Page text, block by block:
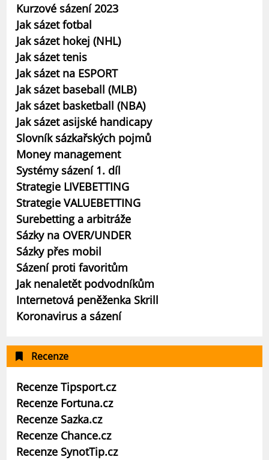
Kurzové sázení 2023
Jak sázet fotbal
Jak sázet hokej (NHL)
Jak sázet tenis
Jak sázet na ESPORT
Jak sázet baseball (MLB)
Jak sázet basketball (NBA)
Jak sázet asijské handicapy
Slovník sázkařských pojmů
Money management
Systémy sázení 1. díl
Strategie LIVEBETTING
Strategie VALUEBETTING
Surebetting a arbitráže
Sázky na OVER/UNDER
Sázky přes mobil
Sázení proti favoritům
Jak nenaletět podvodníkům
Internetová peněženka Skrill
Koronavirus a sázení
Recenze
Recenze Tipsport.cz
Recenze Fortuna.cz
Recenze Sazka.cz
Recenze Chance.cz
Recenze SynotTip.cz